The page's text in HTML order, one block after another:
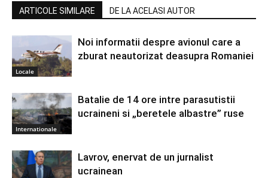
ARTICOLE SIMILARE DE LA ACELASI AUTOR
Locale
Noi informatii despre avionul care a
zburat neautorizat deasupra Romaniei
Internationale
Batalie de 14 ore intre parasutistii
ucraineni si „beretele albastre” ruse
Lavrov, enervat de un jurnalist
ucrainean